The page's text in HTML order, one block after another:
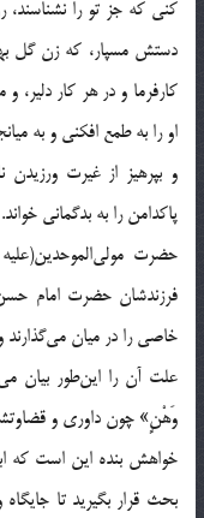
كنى كه جز تو را نشناسند،
دستش مسپار، كه زن گل
كارفرما و در هر كار دلير،
او را به طمع افكنى و به
و بپرهيز از غيرت ورزيدن
پاكدامن را به بدگمانى خواند.
حضرت
فرزندشان حضرت امام
خاصي را در ميان
علت آن را اين‌طور بيان
وَهْنٍ» چون داوري و
خواهش بنده اين است که
بحث قرار بگيريد تا